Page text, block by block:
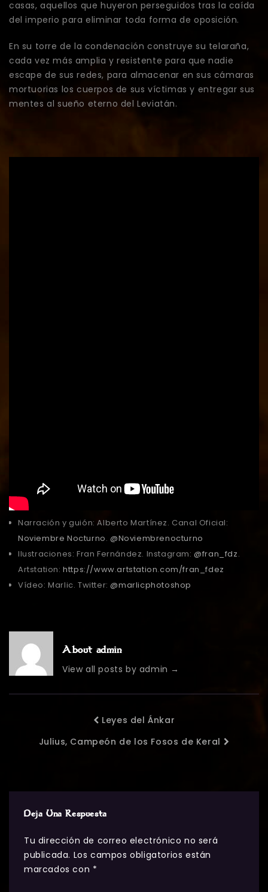
casas, aquellos que huyeron perseguidos tras la caída
del imperio para eliminar toda forma de oposición.
En su torre de la condenación construye su telaraña,
cada vez más amplia y resistente para que nadie
escape de sus redes, para almacenar en sus cámaras
mortuorias los cuerpos de sus víctimas y entregar sus
mentes al sueño eterno del Leviatán.
Narración y guión: Alberto Martínez. Canal Oficial:
Noviembre Nocturno. @Noviembrenocturno
Ilustraciones: Fran Fernández. Instagram: @fran_fdz.
Artstation:https://www.artstation.com/fran_fdez
Vídeo: Marlic. Twitter: @marlicphotoshop
About admin
View all posts by admin →
Leyes del Ánkar
Julius, Campeón de los Fosos de Keral
Deja Una Respuesta
Tu dirección de correo electrónico no será
publicada. Los campos obligatorios están
marcados con *